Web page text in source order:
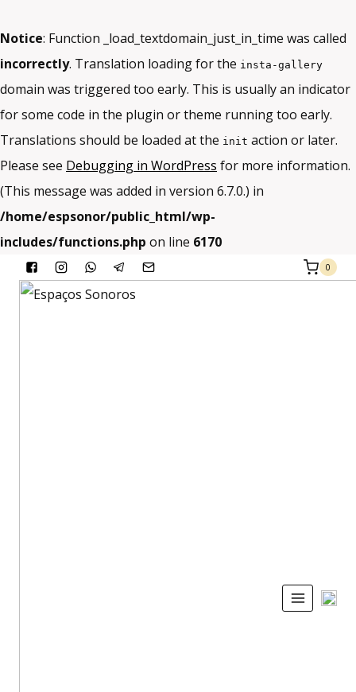
Notice: Function _load_textdomain_just_in_time was called
incorrectly. Translation loading for the insta-gallery
domain was triggered too early. This is usually an indicator
for some code in the plugin or theme running too early.
Translations should be loaded at the init action or later.
Please see Debugging in WordPress for more information.
(This message was added in version 6.7.0.) in
/home/espsonor/public_html/wp-
includes/functions.php on line 6170
0